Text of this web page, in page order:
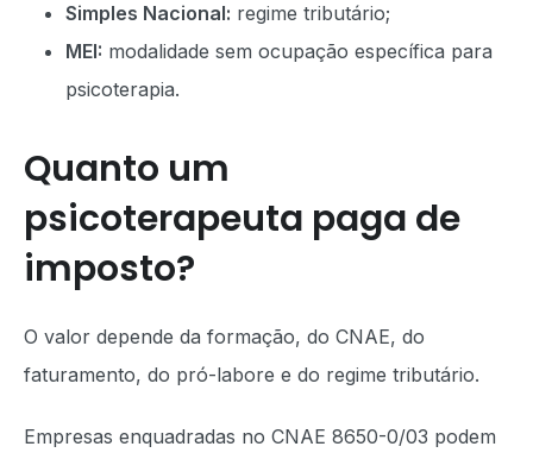
Simples Nacional: regime tributário;
MEI: modalidade sem ocupação específica para
psicoterapia.
Quanto um
psicoterapeuta paga de
imposto?
O valor depende da formação, do CNAE, do
faturamento, do pró-labore e do regime tributário.
Empresas enquadradas no CNAE 8650-0/03 podem